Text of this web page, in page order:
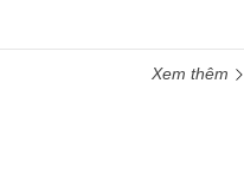
Xem thêm